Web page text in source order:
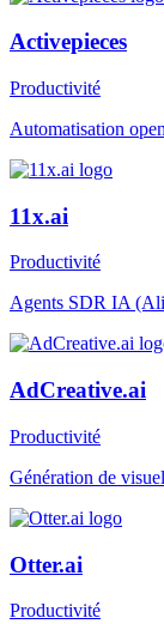
Activepieces
Productivité
Automatisation
11x.ai
Productivité
Agents SDR IA
AdCreative.ai
Productivité
Génération de
Otter.ai
Productivité